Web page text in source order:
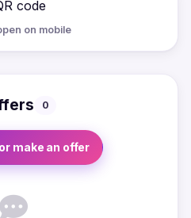
on mobile
0
make an offer